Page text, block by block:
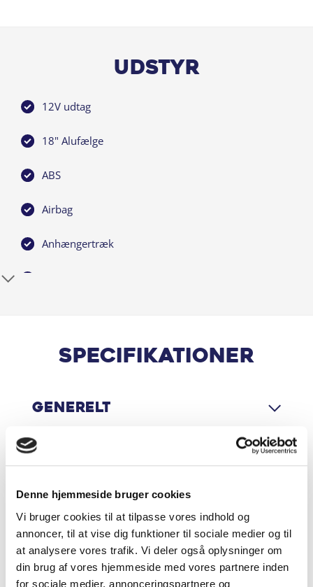
Denne hjemmeside bruger cookies
Vi bruger cookies til at tilpasse vores indhold og
annoncer, til at vise dig funktioner til sociale medier og til
at analysere vores trafik. Vi deler også oplysninger om
din brug af vores hjemmeside med vores partnere inden
for sociale medier, annonceringspartnere og
Udstyr
12V udtag
18" Alufælge
ABS
Airbag
Anhængertræk
Auto Hold
AUX stik
Bluetooth
Centrallås
Specifikationer
Generelt
Motor & Ydelse
Økonomi